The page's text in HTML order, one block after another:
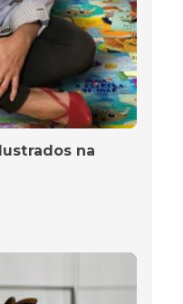
na